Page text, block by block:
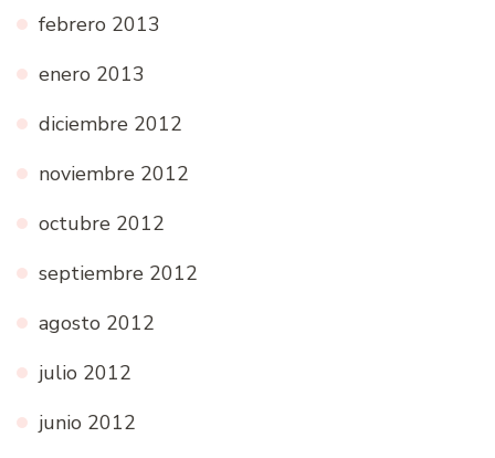
febrero 2013
enero 2013
diciembre 2012
noviembre 2012
octubre 2012
septiembre 2012
agosto 2012
julio 2012
junio 2012